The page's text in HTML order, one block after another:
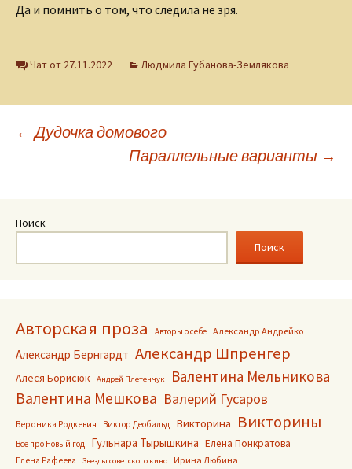
Да и помнить о том, что следила не зря.
Чат от 27.11.2022 Людмила Губанова-Землякова
Навигация
записям
← Дудочка домового
Параллельные варианты →
Поиск
Поиск
Авторская проза Авторы о себе Александр Андрейко
Александр Бернгардт Александр Шпренгер
Алеся Борисюк Андрей Плетенчук
Валентина Мельникова
Валентина Мешкова Валерий Гусаров
Вероника Родкевич Виктор Деобальд Викторина Викторины
Все про Новый год Гульнара Тырышкина Елена Понкратова
Елена Рафеева Звезды советского кино Ирина Любина